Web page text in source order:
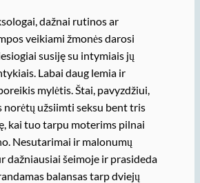
dažnai rutinos ar
veikiami žmonės darosi
susiję su intymiais jų
Labai daug lemia ir
mylėtis. Štai, pavyzdžiui,
užsiimti seksu bent tris
kai tuo tarpu moterims pilnai
Nesutarimai ir malonumų
dažniausiai šeimoje ir prasideda
balansas tarp dviejų